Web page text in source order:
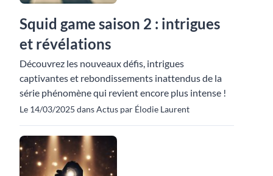
Squid game saison 2 : intrigues
et révélations
Découvrez les nouveaux défis, intrigues
captivantes et rebondissements inattendus de la
série phénomène qui revient encore plus intense !
Le 14/03/2025 dans Actus par Élodie Laurent